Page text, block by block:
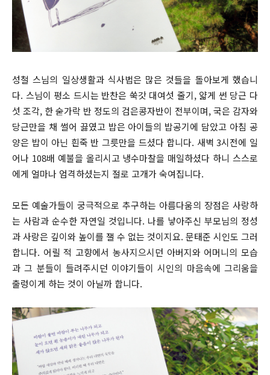
성철 스님의 일상생활과 식사법은 많은 것들을 돌아보게 했습니
다. 스님이 평소 드시는 반찬은 쑥갓 대여섯 줄기, 얇게 썬 당근 다
섯 조각, 한 숟가락 반 정도의 검은콩자반이 전부이며, 국은 감자와
당근만을 채 썰어 끓였고 밥은 아이들의 밥공기에 담았고 아침 공
양은 밥이 아닌 흰죽 반 그릇만을 드셨다 합니다. 새벽 3시전에 일
어나 108배 예불을 올리시고 냉수마찰을 매일하셨다 하니 스스로
에게 얼마나 엄격하셨는지 절로 고개가 숙여집니다.
모든 예술가들이 궁극적으로 추구하는 아름다움의 장점은 사랑하
는 사람과 순수한 자연일 것입니다. 나를 낳아주신 부모님의 정성
과 사랑은 깊이와 높이를 잴 수 없는 것이지요. 문태준 시인도 그러
합니다. 어릴 적 고향에서 농사지으시던 아버지와 어머니의 모습
과 그 분들이 들려주시던 이야기들이 시인의 마음속에 그리움을
출렁이게 하는 것이 아닐까 합니다.